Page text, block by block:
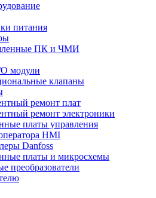
питания
ПК и ЧМИ
модули
клапаны
ремонт плат
ремонт электроники
платы управления
HMI
Danfoss
платы и микросхемы
преобразователи